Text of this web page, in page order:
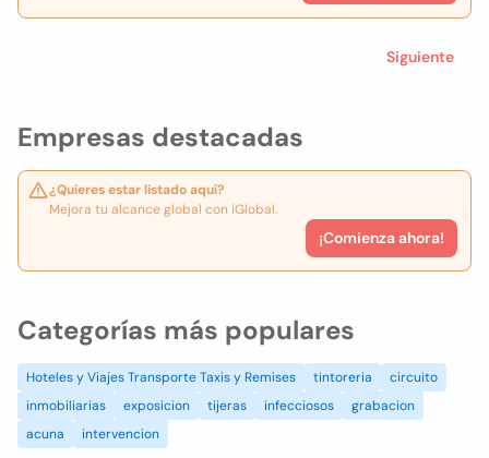
Empresas destacadas
¿Quieres estar listado aquí?
Mejora tu alcance global con iGlobal.
¡Comienza ahora!
Siguiente
Categorías más populares
Hoteles y Viajes Transporte Taxis y Remises tintoreria
circuito
inmobiliarias
exposicion tijeras infecciosos
grabacion
acuna
intervencion